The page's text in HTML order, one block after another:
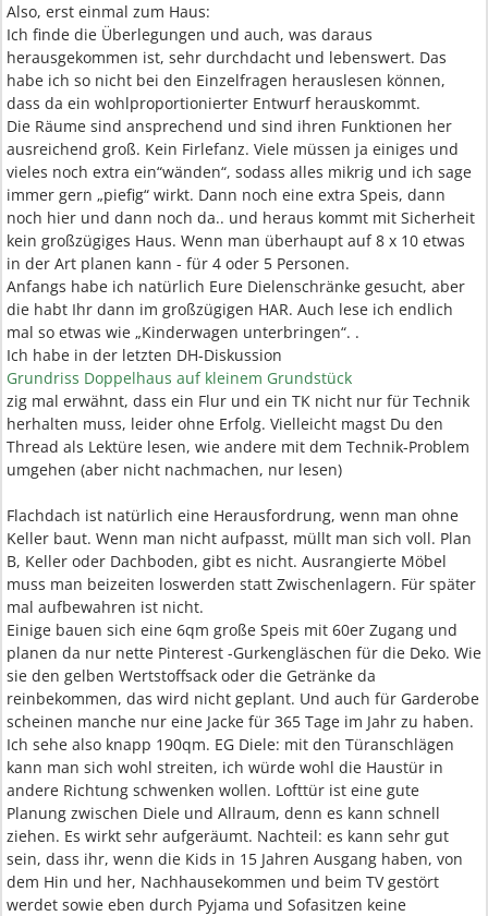
Also, erst einmal zum Haus:
Ich finde die Überlegungen und auch, was daraus
herausgekommen ist, sehr durchdacht und lebenswert. Das
habe ich so nicht bei den Einzelfragen herauslesen können,
dass da ein wohlproportionierter Entwurf herauskommt.
Die Räume sind ansprechend und sind ihren Funktionen her
ausreichend groß. Kein Firlefanz. Viele müssen ja einiges und
vieles noch extra ein“wänden“, sodass alles mikrig und ich sage
immer gern „piefig“ wirkt. Dann noch eine extra Speis, dann
noch hier und dann noch da.. und heraus kommt mit Sicherheit
kein großzügiges Haus. Wenn man überhaupt auf 8 x 10 etwas
in der Art planen kann - für 4 oder 5 Personen.
Anfangs habe ich natürlich Eure Dielenschränke gesucht, aber
die habt Ihr dann im großzügigen HAR. Auch lese ich endlich
mal so etwas wie „Kinderwagen unterbringen“. .
Ich habe in der letzten DH-Diskussion
Grundriss Doppelhaus auf kleinem Grundstück
zig mal erwähnt, dass ein Flur und ein TK nicht nur für Technik
herhalten muss, leider ohne Erfolg. Vielleicht magst Du den
Thread als Lektüre lesen, wie andere mit dem Technik-Problem
umgehen (aber nicht nachmachen, nur lesen)
Flachdach ist natürlich eine Herausfordrung, wenn man ohne
Keller baut. Wenn man nicht aufpasst, müllt man sich voll. Plan
B, Keller oder Dachboden, gibt es nicht. Ausrangierte Möbel
muss man beizeiten loswerden statt Zwischenlagern. Für später
mal aufbewahren ist nicht.
Einige bauen sich eine 6qm große Speis mit 60er Zugang und
planen da nur nette Pinterest -Gurkengläschen für die Deko. Wie
sie den gelben Wertstoffsack oder die Getränke da
reinbekommen, das wird nicht geplant. Und auch für Garderobe
scheinen manche nur eine Jacke für 365 Tage im Jahr zu haben.
Ich sehe also knapp 190qm. EG Diele: mit den Türanschlägen
kann man sich wohl streiten, ich würde wohl die Haustür in
andere Richtung schwenken wollen. Lofttür ist eine gute
Planung zwischen Diele und Allraum, denn es kann schnell
ziehen. Es wirkt sehr aufgeräumt. Nachteil: es kann sehr gut
sein, dass ihr, wenn die Kids in 15 Jahren Ausgang haben, von
dem Hin und her, Nachhausekommen und beim TV gestört
werdet sowie eben durch Pyjama und Sofasitzen keine